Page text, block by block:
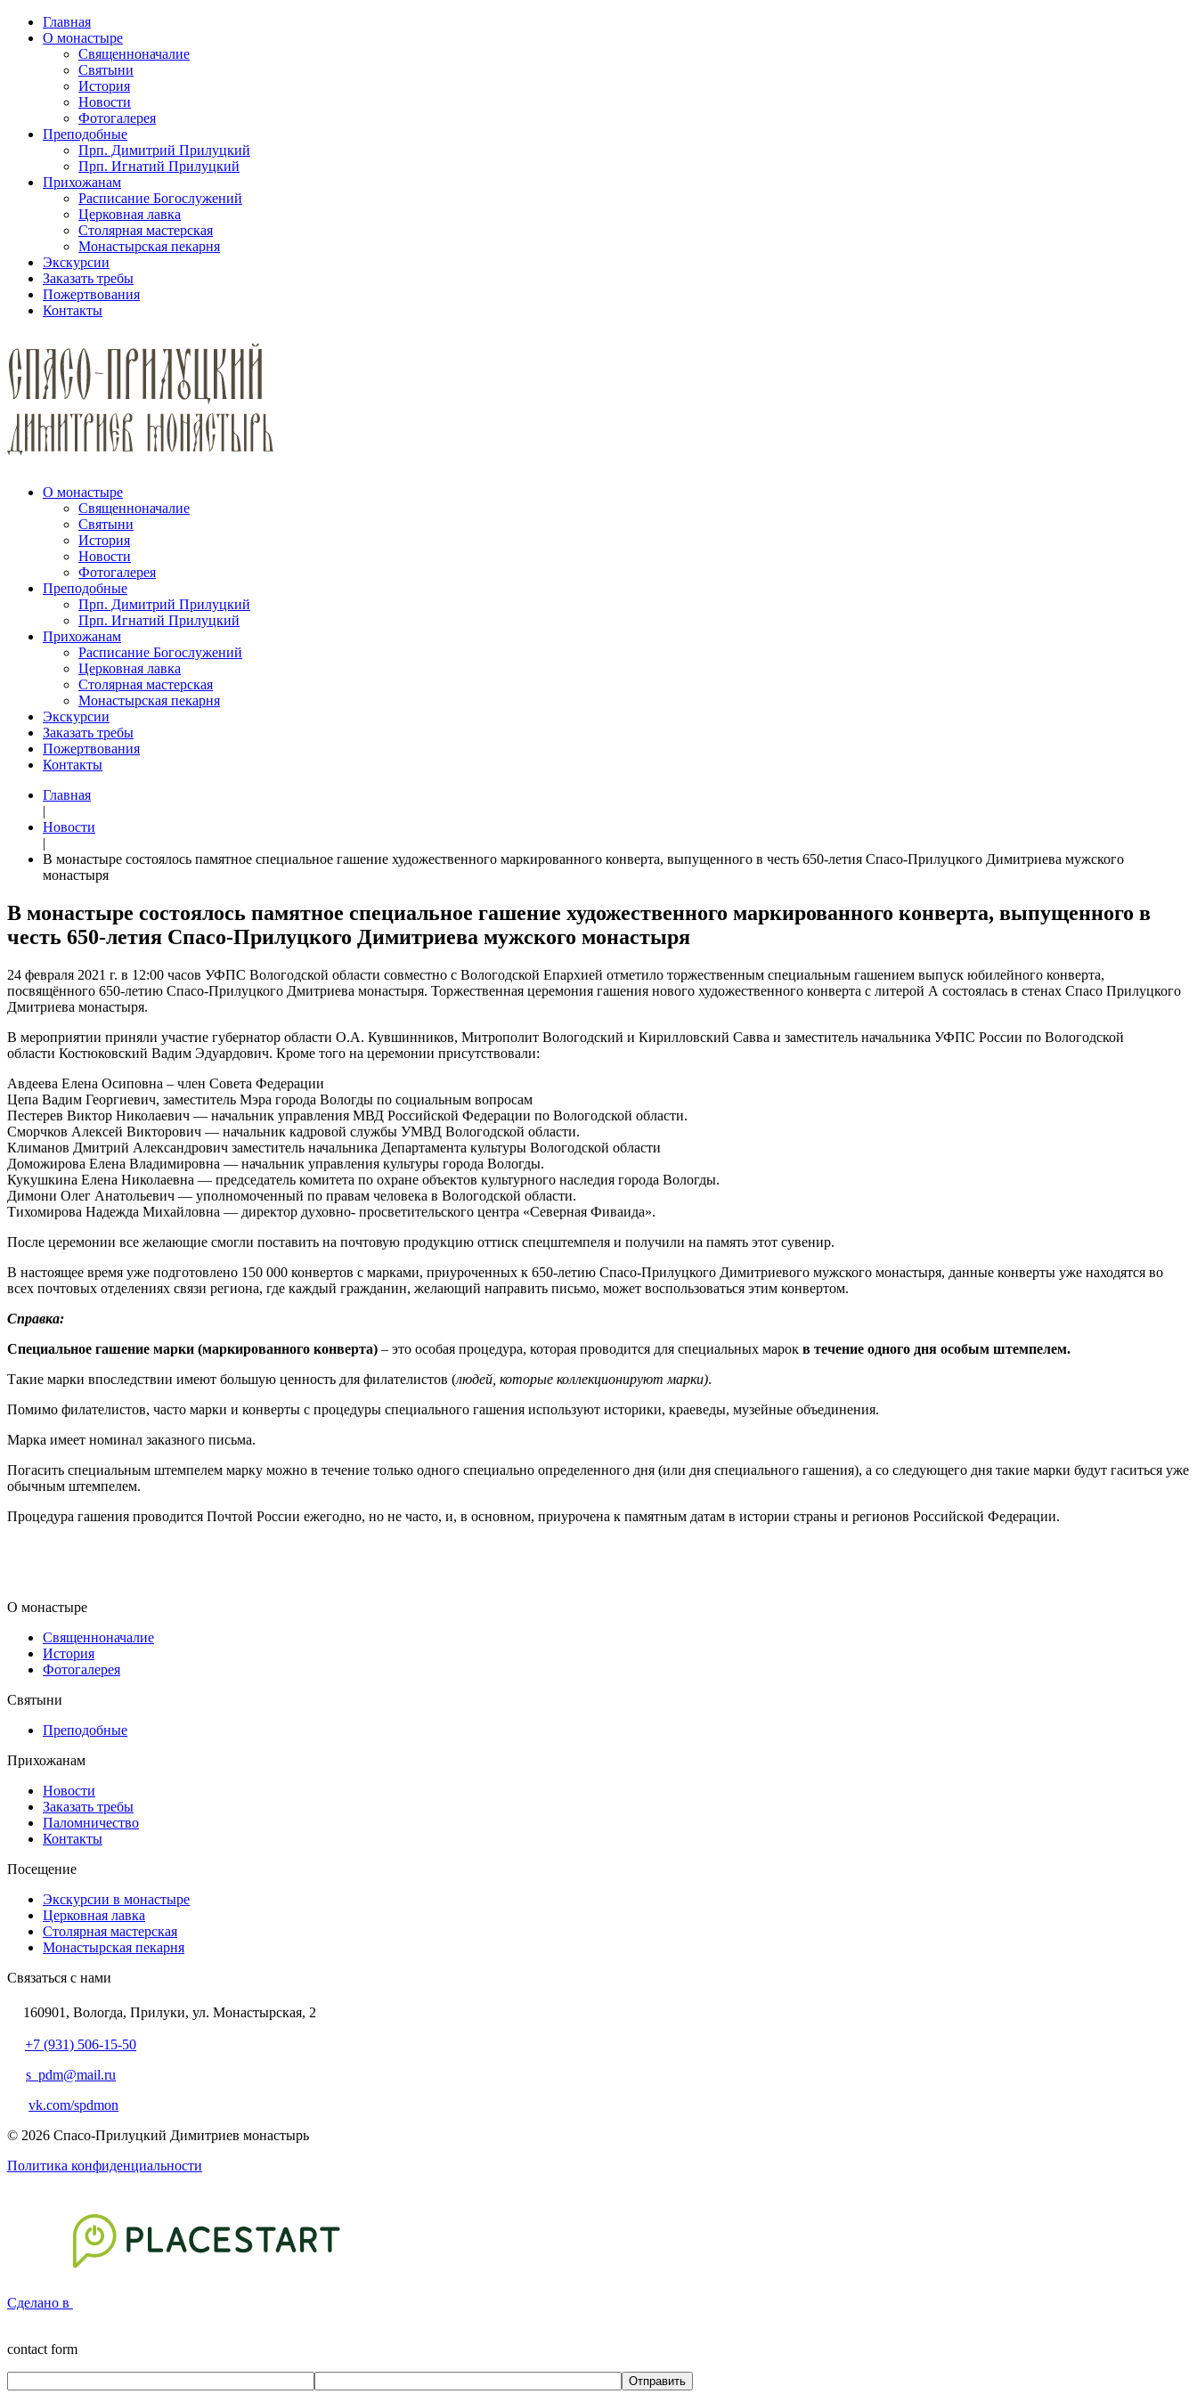
Главная
О монастыре
Священноначалие
Святыни
История
Новости
Фотогалерея
Преподобные
Прп. Димитрий Прилуцкий
Прп. Игнатий Прилуцкий
Прихожанам
Расписание Богослужений
Церковная лавка
Столярная мастерская
Монастырская пекарня
Экскурсии
Заказать требы
Пожертвования
Контакты
О монастыре
Священноначалие
Святыни
История
Новости
Фотогалерея
Преподобные
Прп. Димитрий Прилуцкий
Прп. Игнатий Прилуцкий
Прихожанам
Расписание Богослужений
Церковная лавка
Столярная мастерская
Монастырская пекарня
Экскурсии
Заказать требы
Пожертвования
Контакты
Главная
|
Новости
|
В монастыре состоялось памятное специальное гашение художественного маркированного конверта, выпущенного в честь 650-летия Спасо-Прилуцкого Димитриева мужского
монастыря
В монастыре состоялось памятное специальное гашение художественного маркированного конверта, выпущенного в
честь 650-летия Спасо-Прилуцкого Димитриева мужского монастыря
24 февраля 2021 г. в 12:00 часов УФПС Вологодской области совместно с Вологодской Епархией отметило торжественным специальным гашением выпуск юбилейного конверта,
посвящённого 650-летию Спасо-Прилуцкого Дмитриева монастыря. Торжественная церемония гашения нового художественного конверта с литерой А состоялась в стенах Спасо Прилуцкого
Дмитриева монастыря.
В мероприятии приняли участие губернатор области О.А. Кувшинников, Митрополит Вологодский и Кирилловский Савва и заместитель начальника УФПС России по Вологодской
области Костюковский Вадим Эдуардович. Кроме того на церемонии присутствовали:
Авдеева Елена Осиповна – член Совета Федерации
Цепа Вадим Георгиевич, заместитель Мэра города Вологды по социальным вопросам
Пестерев Виктор Николаевич — начальник управления МВД Российской Федерации по Вологодской области.
Сморчков Алексей Викторович — начальник кадровой службы УМВД Вологодской области.
Климанов Дмитрий Александрович заместитель начальника Департамента культуры Вологодской области
Доможирова Елена Владимировна — начальник управления культуры города Вологды.
Кукушкина Елена Николаевна — председатель комитета по охране объектов культурного наследия города Вологды.
Димони Олег Анатольевич — уполномоченный по правам человека в Вологодской области.
Тихомирова Надежда Михайловна — директор духовно- просветительского центра «Северная Фиваида».
После церемонии все желающие смогли поставить на почтовую продукцию оттиск спецштемпеля и получили на память этот сувенир.
В настоящее время уже подготовлено 150 000 конвертов с марками, приуроченных к 650-летию Спасо-Прилуцкого Димитриевого мужского монастыря, данные конверты уже находятся во
всех почтовых отделениях связи региона, где каждый гражданин, желающий направить письмо, может воспользоваться этим конвертом.
Справка:
Специальное гашение марки (маркированного конверта) – это особая процедура, которая проводится для специальных марок в течение одного дня особым штемпелем.
Такие марки впоследствии имеют большую ценность для филателистов (людей, которые коллекционируют марки).
Помимо филателистов, часто марки и конверты с процедуры специального гашения используют историки, краеведы, музейные объединения.
Марка имеет номинал заказного письма.
Погасить специальным штемпелем марку можно в течение только одного специально определенного дня (или дня специального гашения), а со следующего дня такие марки будут гаситься уже
обычным штемпелем.
Процедура гашения проводится Почтой России ежегодно, но не часто, и, в основном, приурочена к памятным датам в истории страны и регионов Российской Федерации.
О монастыре
Священноначалие
История
Фотогалерея
Святыни
Преподобные
Прихожанам
Новости
Заказать требы
Паломничество
Контакты
Посещение
Экскурсии в монастыре
Церковная лавка
Столярная мастерская
Монастырская пекарня
Связаться с нами
160901, Вологда, Прилуки, ул. Монастырская, 2
+7 (931) 506-15-50
s_pdm@mail.ru
vk.com/spdmon
© 2026 Спасо-Прилуцкий Димитриев монастырь
Политика конфиденциальности
Сделано в
contact form